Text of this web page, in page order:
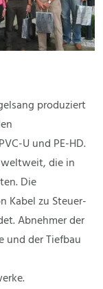
produziert
U und PE-HD.
die in
Die
Kabel zu Steuer-
Abnehmer der
und der Tiefbau